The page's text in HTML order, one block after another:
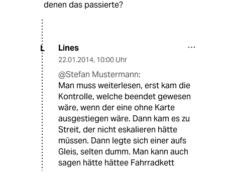
denen das passierte?
L Lines
22.01.2014, 10:00 Uhr
@Stefan Mustermann:
Man muss weiterlesen, erst kam die
Kontrolle, welche beendet gewesen
wäre, wenn der eine ohne Karte
ausgestiegen wäre. Dann kam es zu
Streit, der nicht eskalieren hätte
müssen. Dann legte sich einer aufs
Gleis, selten dumm. Man kann auch
sagen hätte hättee Fahrradkett